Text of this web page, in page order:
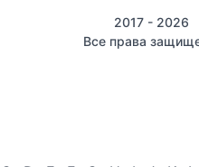
2017 - 2026
Все права